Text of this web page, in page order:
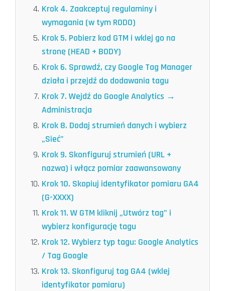
Krok 4. Zaakceptuj regulaminy i
wymagania (w tym RODO)
Krok 5. Pobierz kod GTM i wklej go na
stronę (HEAD + BODY)
Krok 6. Sprawdź, czy Google Tag Manager
działa i przejdź do dodawania tagu
Krok 7. Wejdź do Google Analytics →
Administracja
Krok 8. Dodaj strumień danych i wybierz
„Sieć”
Krok 9. Skonfiguruj strumień (URL +
nazwa) i włącz pomiar zaawansowany
Krok 10. Skopiuj identyfikator pomiaru GA4
(G-XXXX)
Krok 11. W GTM kliknij „Utwórz tag” i
wybierz konfigurację tagu
Krok 12. Wybierz typ tagu: Google Analytics
/ Tag Google
Krok 13. Skonfiguruj tag GA4 (wklej
identyfikator pomiaru)